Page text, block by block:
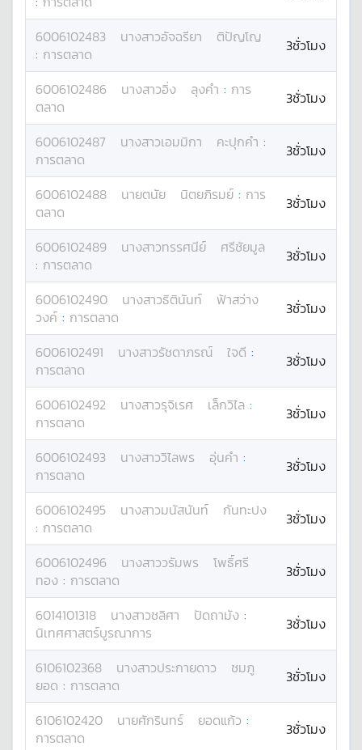
6006102483 นางสาวอัจฉรียา
ติปัญโญ
: การตลาด 3ชั่วโมง
6006102486 นางสาวอิ่ง ลุงคำ : การ
ตลาด
3ชั่วโมง
6006102487 นางสาวเอมมิกา คะปุกคำ :
การตลาด
3ชั่วโมง
6006102488 นายตนัย นิตยภิรมย์ : การ
ตลาด
3ชั่วโมง
6006102489 นางสาวทรรศนีย์
ศรีชัยมูล
: การตลาด 3ชั่วโมง
6006102490 นางสาวธิตินันท์
ฟ้าสว่าง
วงค์ : การตลาด 3ชั่วโมง
6006102491 นางสาวรัชดาภรณ์ ใจดี :
การตลาด
3ชั่วโมง
6006102492 นางสาวรุจิเรศ เล็กวิไล :
การตลาด
3ชั่วโมง
6006102493 นางสาววิไลพร อุ่นคำ :
การตลาด
3ชั่วโมง
6006102495 นางสาวมนัสนันท์
กันทะปง
: การตลาด 3ชั่วโมง
6006102496 นางสาววรัมพร
โพธิ์ศรี
ทอง : การตลาด 3ชั่วโมง
6014101318 นางสาวชลิศา ปัดถามัง :
นิเทศศาสตร์บูรณาการ
3ชั่วโมง
6106102368 นางสาวประกายดาว
ชมภู
ยอด : การตลาด 3ชั่วโมง
6106102420 นายศักรินทร์ ยอดแก้ว :
การตลาด
3ชั่วโมง